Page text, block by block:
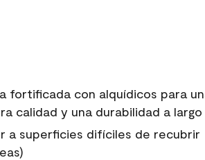
fortificada con alquídicos para
calidad y una durabilidad a largo
a superficies difíciles de recubrir